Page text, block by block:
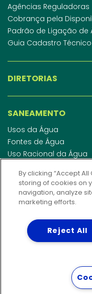
Agências Reguladoras
Cobrança pela
Padrão de Ligação de
Guia Cadastro Técnico
DIRETORIAS
SANEAMENTO
Usos da Água
Fontes de Água
Uso Racional da Água
Esgotamento Sanitário
Regulamento de
Indicadores de
INVESTIDORES
By clicking “Accept
storing of cookies on
navigation, analyze
marketing efforts.
Reject All